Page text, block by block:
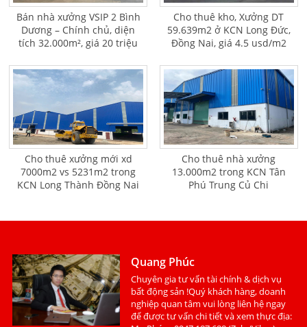
Bán nhà xưởng VSIP 2 Bình
Dương – Chính chủ, diện
tích 32.000m², giá 20 triệu
Cho thuê kho, Xưởng DT
59.639m2 ở KCN Long Đức,
Đồng Nai, giá 4.5 usd/m2
Cho thuê xưởng mới xd
7000m2 vs 5231m2 trong
KCN Long Thành Đồng Nai
Cho thuê nhà xưởng
13.000m2 trong KCN Tân
Phú Trung Củ Chi
Quang Phúc
Chuyên gia tư vấn tài chính & dịch vụ
bất động sản !Quý khách hàng, doanh
nghiệp quan tâm vui lòng liên hệ ngay
để được tư vấn chi tiết và xem thực địa: